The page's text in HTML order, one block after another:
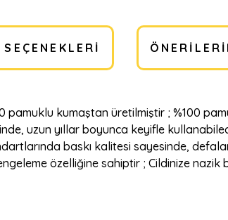
pamuklu kumaştan üretilmiştir ; %100
uzun yıllar boyunca keyifle
baskı kalitesi sayesinde,
özelliğine sahiptir ; Cildinize